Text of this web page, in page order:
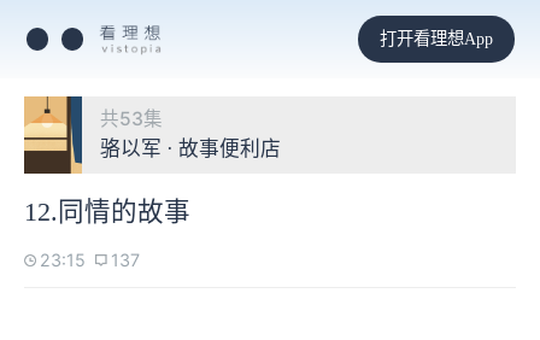
打开看理想App
共53集
骆以军 · 故事便利店
12.同情的故事
23:15 137